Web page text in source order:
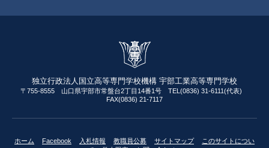
独立行政法人国立高等専門学校機構 宇部工業高等専門学校
〒755-8555 山口県宇部市常盤台2丁目14番1号 TEL(0836) 31-6111(代表)
FAX(0836) 21-7117
ホーム Facebook 入札情報 教職員公募 サイトマップ
このサイトについ